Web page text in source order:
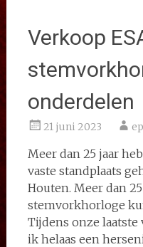
Verkoop
onderdelen
21 juni 2023
Meer dan 25 jaar
vaste standplaats
Houten. Meer dan
stemvorkhorloge
Tijdens onze
ik helaas een